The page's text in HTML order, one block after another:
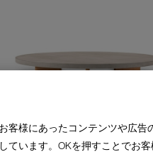
SAIL OUT
ルアウト ローテーブル
客様にあったコンテンツや広告
ています。OKを押すことでお